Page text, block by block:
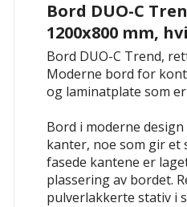
Bord DUO-C
1200x800 mm,
Bord DUO-C Trend,
Moderne bord for
og laminatplate som
Bord i moderne
kanter, noe som gir et
fasede kantene er
plassering av bordet.
pulverlakkerte stativ i